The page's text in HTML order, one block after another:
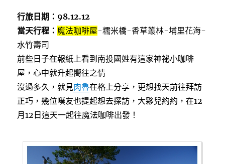
行旅日期：98.12.12
當天行程： 魔法咖啡屋-糯米橋-香草叢林-埔里花海-
水竹壽司
前些日子在報紙上看到南投國姓有這家神祕小咖啡
屋，心中就升起嚮往之情
沒過多久，就見肉魯在格上分享，更想找天前往拜訪
正巧，幾位噗友也提起想去探訪，大夥兒約約，在12
月12日這天一起往魔法咖啡出發！